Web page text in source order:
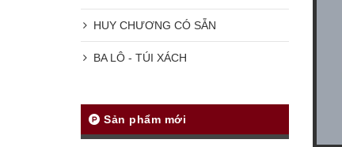
HUY CHƯƠNG CÓ SẴN
BA LÔ - TÚI XÁCH
Sản phẩm mới